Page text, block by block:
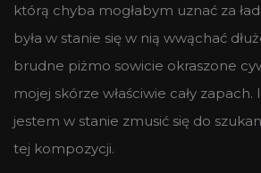
którą chyba mogłabym uznać za
była w stanie się w nią wwąchać
brudne piżmo sowicie okraszone
mojej skórze właściwie cały
jestem w stanie zmusić się do
tej kompozycji.